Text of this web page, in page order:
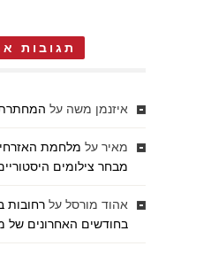
תגובות
איזנמן משה על המחתרת
מאיר על
מבחר צילומים
אהוד מורסל על רחובות
בחודשים האחרונים של